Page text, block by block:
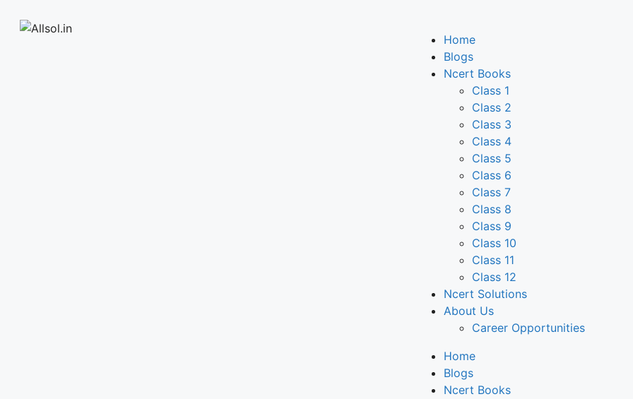
Home
Blogs
Ncert Books
Class 1
Class 2
Class 3
Class 4
Class 5
Class 6
Class 7
Class 8
Class 9
Class 10
Class 11
Class 12
Ncert Solutions
About Us
Career Opportunities
Home
Blogs
Ncert Books